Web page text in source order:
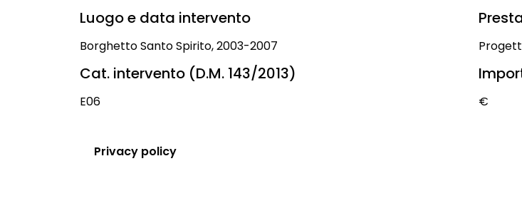
Luogo e data intervento
Borghetto Santo Spirito, 2003-2007
Cat. intervento (D.M. 143/2013)
E06 €
Privacy policy